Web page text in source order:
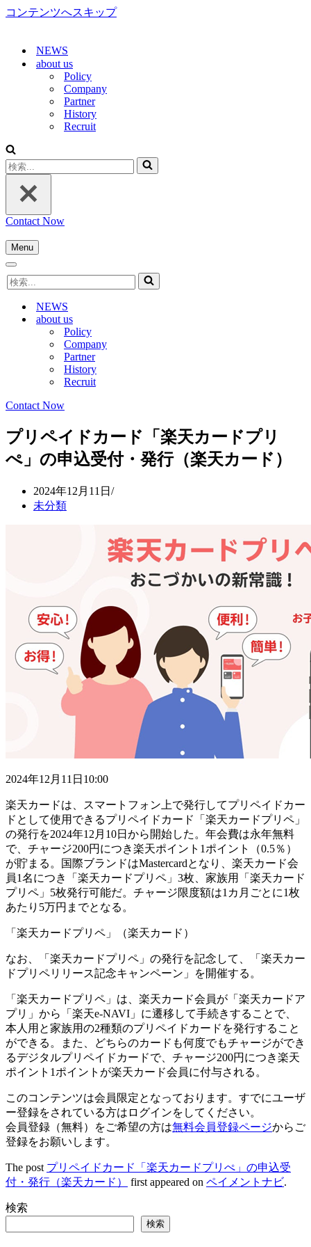
コンテンツへスキップ
NEWS
about us
Policy
Company
Partner
History
Recruit
検
索...
Contact Now
Menu
ナ
ゲ
シ
ョ
ナ
ビ
検
索...
NEWS
about us
Policy
Company
Partner
History
Recruit
Contact Now
プリペイドカード「楽天カードプリ
ぺ」の申込受付・発行（楽天カード）
2024年12月11日
未分類
2024年12月11日10:00
楽天カードは、スマートフォン上で発行してプリペイドカー
ドとして使用できるプリペイドカード「楽天カードプリペ」
の発行を2024年12月10日から開始した。年会費は永年無料
で、チャージ200円につき楽天ポイント1ポイント（0.5％）
が貯まる。国際ブランドはMastercardとなり、楽天カード会
員1名につき「楽天カードプリペ」3枚、家族用「楽天カード
プリペ」5枚発行可能だ。チャージ限度額は1カ月ごとに1枚
あたり5万円までとなる。
「楽天カードプリペ」（楽天カード）
なお、「楽天カードプリペ」の発行を記念して、「楽天カー
ドプリペリリース記念キャンペーン」を開催する。
「楽天カードプリペ」は、楽天カード会員が「楽天カードア
プリ」から「楽天e-NAVI」に遷移して手続きすることで、
本人用と家族用の2種類のプリペイドカードを発行すること
ができる。また、どちらのカードも何度でもチャージができ
るデジタルプリペイドカードで、チャージ200円につき楽天
ポイント1ポイントが楽天カード会員に付与される。
このコンテンツは会員限定となっております。すでにユーザ
ー登録をされている方はログインをしてください。
会員登録（無料）をご希望の方は無料会員登録ページからご
登録をお願いします。
The post プリペイドカード「楽天カードプリぺ」の申込受
付・発行（楽天カード）
first appeared on ペイメントナビ.
検索
検索